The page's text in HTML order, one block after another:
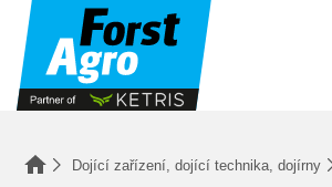
Dojící zařízení, dojící technika, dojírny